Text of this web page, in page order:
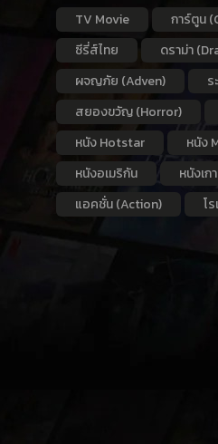
TV Movie การ์ตูน
ซีรี่ส์ไทย
ดราม่า
ผจญภัย (Adven)
สยองขวัญ (Horror)
หนัง Hotstar
หนัง
หนังอเมริกัน
หนังเก
แอคชั่น (Action)
โ